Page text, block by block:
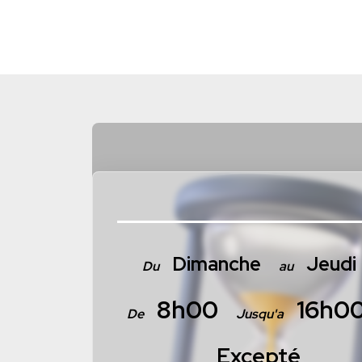
Du Dimanche au
De 8h00 Jusqu'a
Excepté